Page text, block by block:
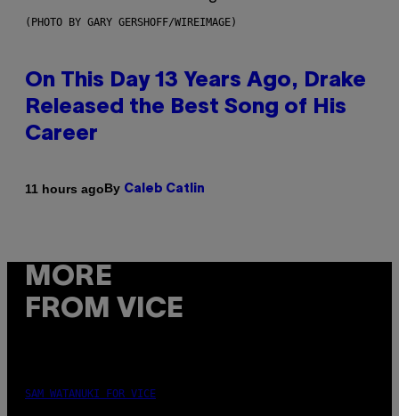
(PHOTO BY GARY GERSHOFF/WIREIMAGE)
On This Day 13 Years Ago, Drake
Released the Best Song of His
Career
11 hours agoBy Caleb Catlin
MORE
FROM VICE
SAM WATANUKI FOR VICE